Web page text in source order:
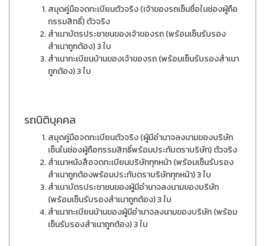
สมุดคู่มือจดทะเบียนตัวจริง (เจ้าของรถเซ็นซื่อในช่องผู้ถือ
กรรมสิทธิ์) ตัวจริง
สำเนาบัตรประชาชนของเจ้าของรถ (พร้อมเซ็นรับรอง
สำเนาถูกต้อง) 3 ใบ
สำเนาทะเบียนบ้านของเจ้าของรถ (พร้อมเซ็นรับรองสำเนา
ถูกต้อง) 3 ใบ
รถนิติบุคคล
สมุดคู่มือจดทะเบียนตัวจริง (ผู้มีอำนาจลงนามของบริษัท
เซ็นในช่องผู้ถือกรรมสิทธิ์พร้อมประทับตราบริษัท) ตัวจริง
สำเนาหนังสือจดทะเบียนบริษัททุกหน้า (พร้อมเซ็นรับรอง
สำเนาถูกต้องพร้อมประทับตราบริษัททุกหน้า) 3 ใบ
สำเนาบัตรประชาชนของผู้มีอำนาจลงนามของบริษัท
(พร้อมเซ็นรับรองสำเนาถูกต้อง) 3 ใบ
สำเนาทะเบียนบ้านของผู้มีอำนาจลงนามของบริษัท (พร้อม
เซ็นรับรองสำเนาถูกต้อง) 3 ใบ